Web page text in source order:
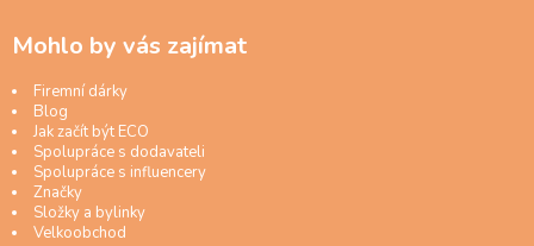
Mohlo by vás zajímat
Firemní dárky
Blog
Jak začít být ECO
Spolupráce s dodavateli
Spolupráce s influencery
Značky
Složky a bylinky
Velkoobchod